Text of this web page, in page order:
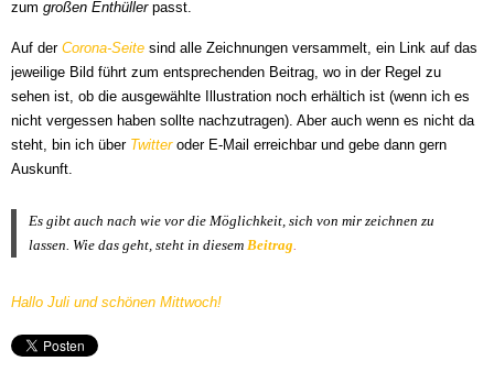
zum großen Enthüllerpasst.
Auf der Corona-Seite sind alle Zeichnungen versammelt, ein Link auf das
jeweilige Bild führt zum entsprechenden Beitrag, wo in der Regel zu
sehen ist, ob die ausgewählte Illustration noch erhältich ist (wenn ich es
nicht vergessen haben sollte nachzutragen). Aber auch wenn es nicht da
steht, bin ich über Twitteroder E-Mail erreichbar und gebe dann gern
Auskunft.
Es gibt auch nach wie vor die Möglichkeit, sich von mir zeichnen zu
lassen. Wie das geht, steht in diesem Beitrag.
Hallo Juli und schönen Mittwoch!